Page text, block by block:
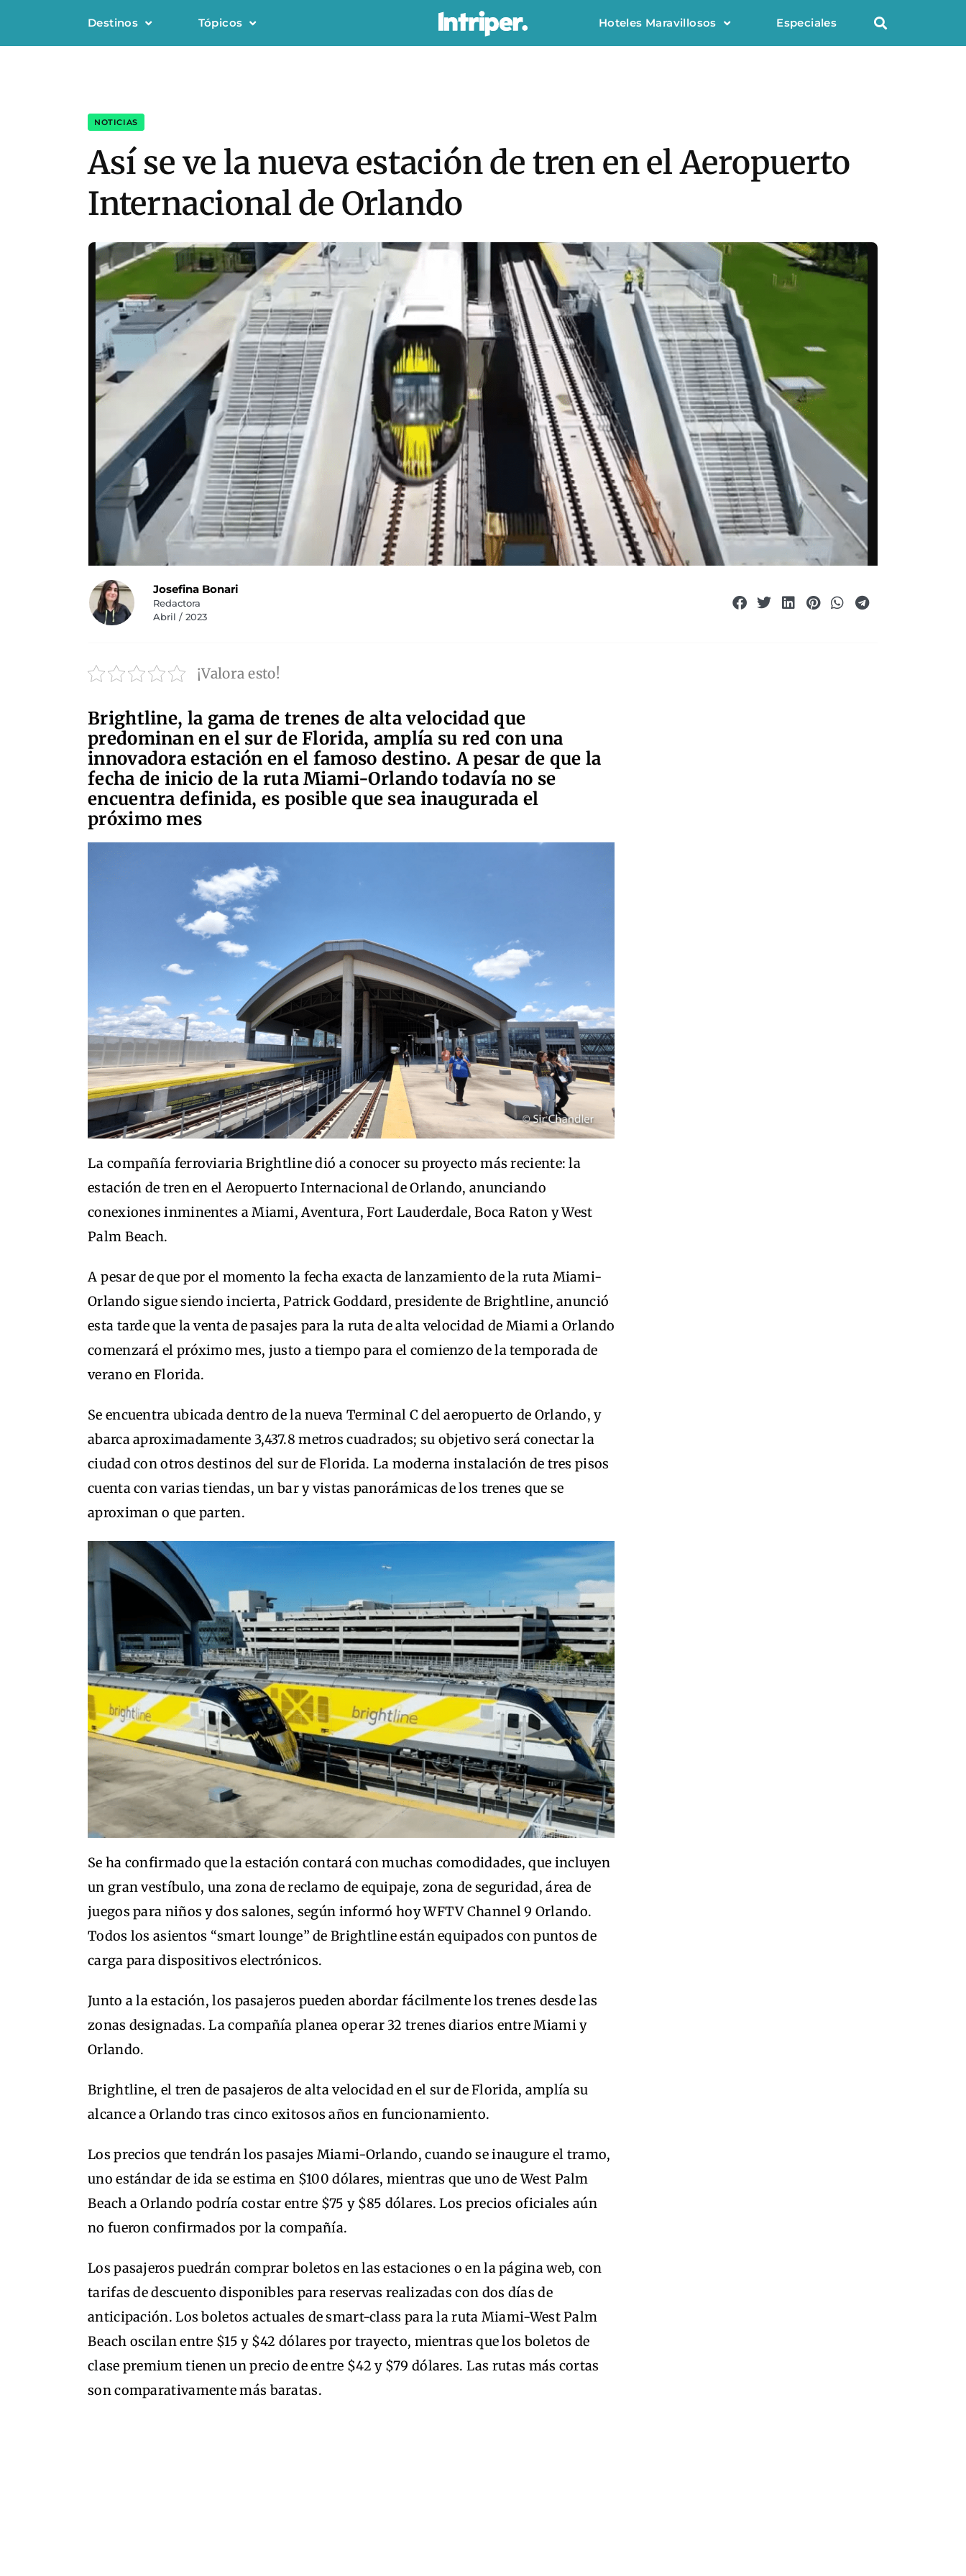
Destinos Tópicos Hoteles Maravillosos Especiales
NOTICIAS
Así se ve la nueva estación de tren en el Aeropuerto
Internacional de Orlando
Josefina Bonari
Redactora
Abril / 2023
¡Valora esto!
Brightline, la gama de trenes de alta velocidad que
predominan en el sur de Florida, amplía su red con una
innovadora estación en el famoso destino. A pesar de que la
fecha de inicio de la ruta Miami-Orlando todavía no se
encuentra definida, es posible que sea inaugurada el
próximo mes
La compañía ferroviaria Brightline dió a conocer su proyecto más reciente: la
estación de tren en el Aeropuerto Internacional de Orlando, anunciando
conexiones inminentes a Miami, Aventura, Fort Lauderdale, Boca Raton y West
Palm Beach.
A pesar de que por el momento la fecha exacta de lanzamiento de la ruta Miami-
Orlando sigue siendo incierta, Patrick Goddard, presidente de Brightline, anunció
esta tarde que la venta de pasajes para la ruta de alta velocidad de Miami a Orlando
comenzará el próximo mes, justo a tiempo para el comienzo de la temporada de
verano en Florida.
Se encuentra ubicada dentro de la nueva Terminal C del aeropuerto de Orlando, y
abarca aproximadamente 3,437.8 metros cuadrados; su objetivo será conectar la
ciudad con otros destinos del sur de Florida. La moderna instalación de tres pisos
cuenta con varias tiendas, un bar y vistas panorámicas de los trenes que se
aproximan o que parten.
Se ha confirmado que la estación contará con muchas comodidades, que incluyen
un gran vestíbulo, una zona de reclamo de equipaje, zona de seguridad, área de
juegos para niños y dos salones, según informó hoy WFTV Channel 9 Orlando.
Todos los asientos “smart lounge” de Brightline están equipados con puntos de
carga para dispositivos electrónicos.
Junto a la estación, los pasajeros pueden abordar fácilmente los trenes desde las
zonas designadas. La compañía planea operar 32 trenes diarios entre Miami y
Orlando.
Brightline, el tren de pasajeros de alta velocidad en el sur de Florida, amplía su
alcance a Orlando tras cinco exitosos años en funcionamiento.
Los precios que tendrán los pasajes Miami-Orlando, cuando se inaugure el tramo,
uno estándar de ida se estima en $100 dólares, mientras que uno de West Palm
Beach a Orlando podría costar entre $75 y $85 dólares. Los precios oficiales aún
no fueron confirmados por la compañía.
Los pasajeros puedrán comprar boletos en las estaciones o en la página web, con
tarifas de descuento disponibles para reservas realizadas con dos días de
anticipación. Los boletos actuales de smart-class para la ruta Miami-West Palm
Beach oscilan entre $15 y $42 dólares por trayecto, mientras que los boletos de
clase premium tienen un precio de entre $42 y $79 dólares. Las rutas más cortas
son comparativamente más baratas.